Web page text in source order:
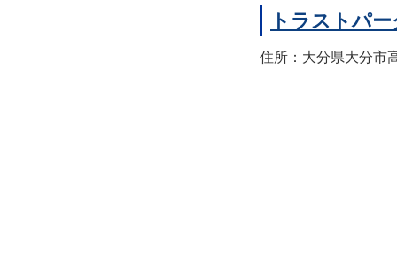
トラストパ
住所：大分県大分市